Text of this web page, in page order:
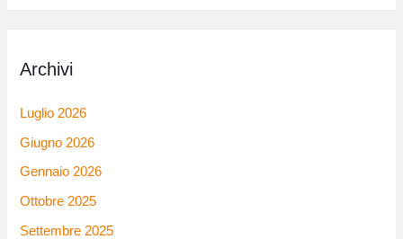
Archivi
Luglio 2026
Giugno 2026
Gennaio 2026
Ottobre 2025
Settembre 2025